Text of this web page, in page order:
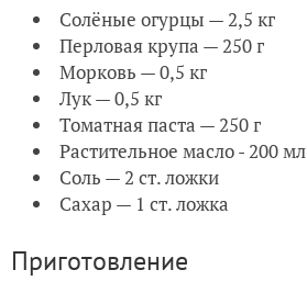
Солёные огурцы — 2,5 кг
Перловая крупа — 250 г
Морковь — 0,5 кг
Лук — 0,5 кг
Томатная паста — 250 г
Растительное масло - 200 мл
Соль — 2 ст. ложки
Сахар — 1 ст. ложка
Приготовление